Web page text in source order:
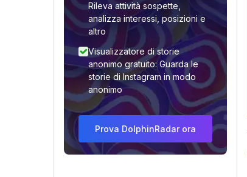
Rileva attività sospette,
analizza interessi, posizioni e
altro
Visualizzatore di storie
anonimo gratuito: Guarda le
storie di Instagram in modo
anonimo
Prova DolphinRadar ora